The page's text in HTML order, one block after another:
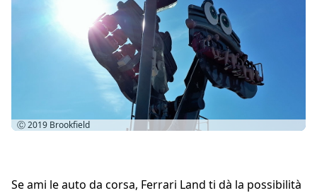
Se ami le auto da corsa, Ferrari Land ti dà la possibilità
Ⓒ 2019 Brookfield